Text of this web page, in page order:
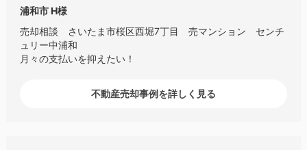
浦和市 H様
売却相談 さいたま市桜区西堀7丁目 売マンション センチ
ュリー中浦和
月々の支払いを抑えたい！
不動産売却事例を詳しく見る